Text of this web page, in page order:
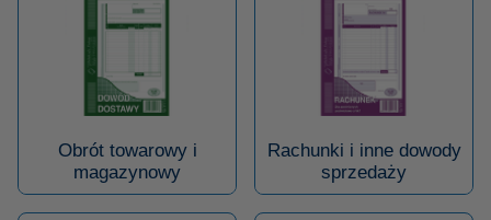
Obrót towarowy i
magazynowy
Rachunki i inne dowody
sprzedaży